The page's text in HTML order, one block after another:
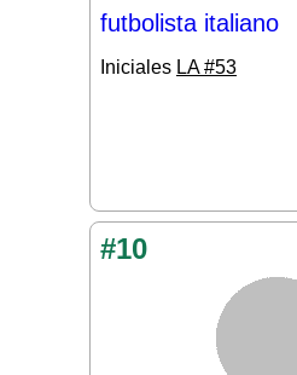
futbolista italiano
Iniciales LA #53
#10